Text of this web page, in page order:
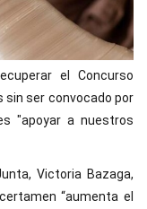
el Concurso
sin ser convocado por
"apoyar a nuestros
Victoria Bazaga,
“aumenta el